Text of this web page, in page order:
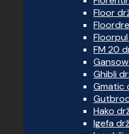
Floor
FM 20
Ghibli
Gmatic
Hako
Igefa